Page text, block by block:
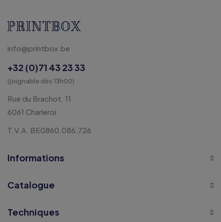
info@printbox.be
+32 (0)71 43 23 33
(joignable dès 13h00)
Rue du Brachot, 11
6061 Charleroi
T.V.A. BE0860.086.726
Informations
Catalogue
Techniques